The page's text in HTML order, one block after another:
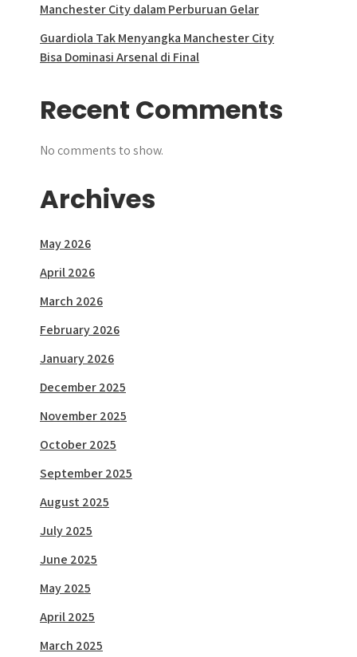
Manchester City dalam Perburuan Gelar
Guardiola Tak Menyangka Manchester City
Bisa Dominasi Arsenal di Final
Recent Comments
No comments to show.
Archives
May 2026
April 2026
March 2026
February 2026
January 2026
December 2025
November 2025
October 2025
September 2025
August 2025
July 2025
June 2025
May 2025
April 2025
March 2025